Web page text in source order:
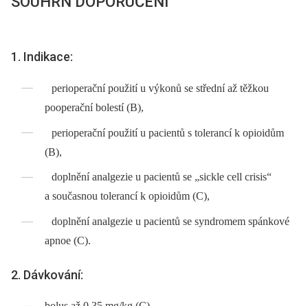
1. Indikace:
perioperační použití u výkonů se střední až těžkou
pooperační bolestí (B),
perioperační použití u pacientů s tolerancí k opioidům
(B),
doplnění analgezie u pacientů se „sickle cell crisis“
a současnou tolerancí k opioidům (C),
doplnění analgezie u pacientů se syndromem spánkové
apnoe (C).
2. Dávkování: